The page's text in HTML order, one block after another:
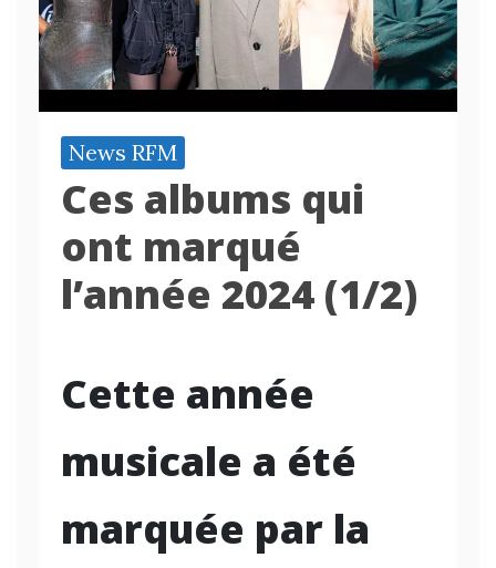
News RFM
Ces albums qui
ont marqué
l’année 2024 (1/2)
Cette année
musicale a été
marquée par la